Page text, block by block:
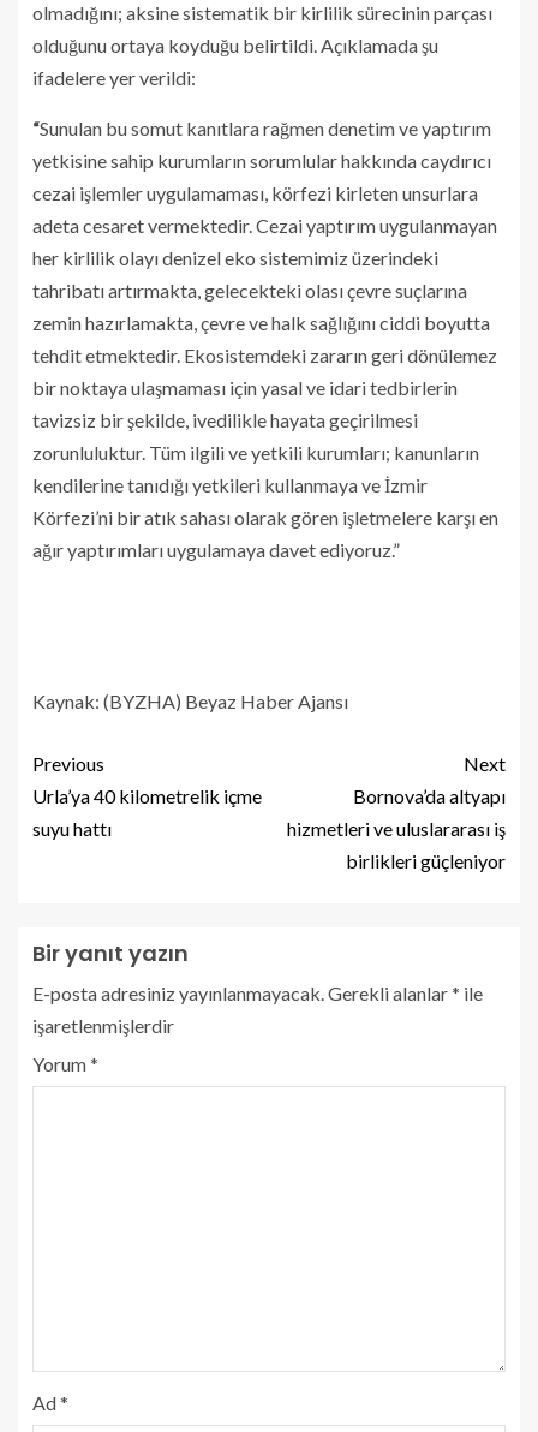
olmadığını; aksine sistematik bir kirlilik sürecinin parçası
olduğunu ortaya koyduğu belirtildi. Açıklamada şu
ifadelere yer verildi:
“Sunulan bu somut kanıtlara rağmen denetim ve yaptırım
yetkisine sahip kurumların sorumlular hakkında caydırıcı
cezai işlemler uygulamaması, körfezi kirleten unsurlara
adeta cesaret vermektedir. Cezai yaptırım uygulanmayan
her kirlilik olayı denizel eko sistemimiz üzerindeki
tahribatı artırmakta, gelecekteki olası çevre suçlarına
zemin hazırlamakta, çevre ve halk sağlığını ciddi boyutta
tehdit etmektedir. Ekosistemdeki zararın geri dönülemez
bir noktaya ulaşmaması için yasal ve idari tedbirlerin
tavizsiz bir şekilde, ivedilikle hayata geçirilmesi
zorunluluktur. Tüm ilgili ve yetkili kurumları; kanunların
kendilerine tanıdığı yetkileri kullanmaya ve İzmir
Körfezi’ni bir atık sahası olarak gören işletmelere karşı en
ağır yaptırımları uygulamaya davet ediyoruz.”
Kaynak: (BYZHA) Beyaz Haber Ajansı
Previous
Urla’ya 40 kilometrelik içme
suyu hattı
Next
Bornova’da altyapı
hizmetleri ve uluslararası iş
birlikleri güçleniyor
Bir yanıt yazın
E-posta adresiniz yayınlanmayacak. Gerekli alanlar* ile
işaretlenmişlerdir
Yorum*
Ad*